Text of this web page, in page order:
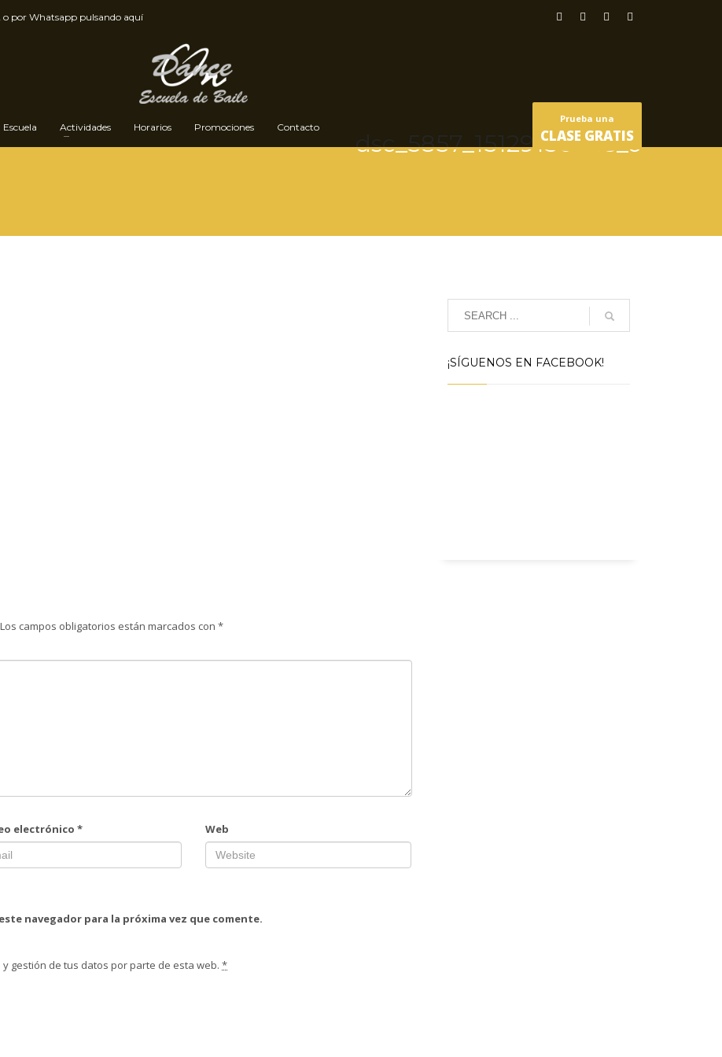
o por Whatsapp pulsando aquí
Escuela Actividades Horarios Promociones Contacto
Prueba una
CLASE GRATIS
dsc_5857_15129150345_o
Los campos obligatorios están marcados con *
electrónico* Web
navegador para la próxima vez que comente.
gestión de tus datos por parte de esta web. *
¡SÍGUENOS EN FACEBOOK!